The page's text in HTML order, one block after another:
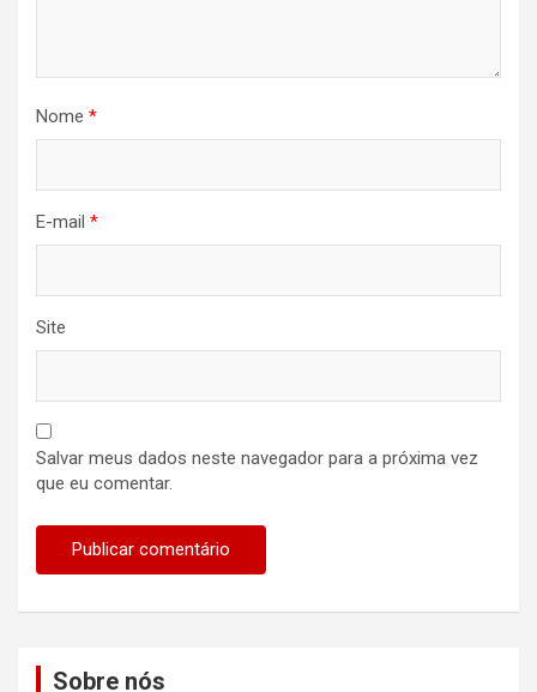
Nome *
E-mail *
Site
Salvar meus dados neste navegador para a próxima vez
que eu comentar.
Sobre nós